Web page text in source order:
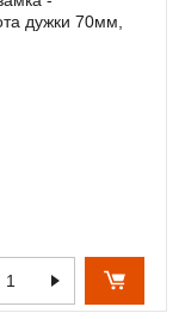
дужки 70мм,